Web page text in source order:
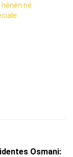
në
Osmani: